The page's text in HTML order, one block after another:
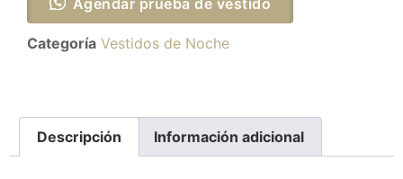
Agendar prueba de vestido
Categoría Vestidos de Noche
Descripción Información adicional